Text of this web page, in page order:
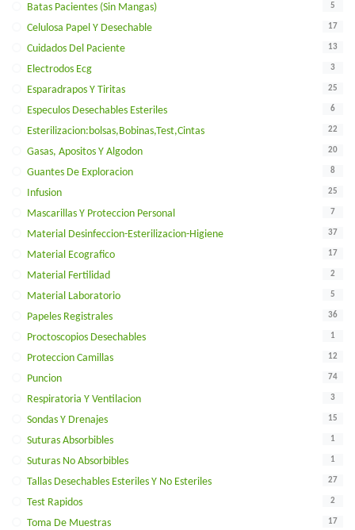
Batas Pacientes (sin Mangas)
5
Celulosa Papel Y Desechable 17
Cuidados Del Paciente 13
Electrodos Ecg 3
Esparadrapos Y Tiritas 25
Especulos Desechables Esteriles 6
Esterilizacion:bolsas,bobinas,test,cintas 22
Gasas, Apositos Y Algodon 20
Guantes De Exploracion 8
Infusion 25
Mascarillas Y Proteccion Personal 7
Material Desinfeccion-Esterilizacion-Higiene 37
Material Ecografico 17
Material Fertilidad 2
Material Laboratorio 5
Papeles Registrales 36
Proctoscopios Desechables 1
Proteccion Camillas 12
Puncion 74
Respiratoria Y Ventilacion 3
Sondas Y Drenajes 15
Suturas Absorbibles 1
Suturas No Absorbibles 1
Tallas Desechables Esteriles Y No Esteriles 27
Test Rapidos 2
Toma De Muestras 17